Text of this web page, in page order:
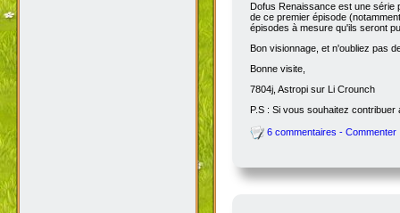
Dofus Renaissance est une série
de ce premier épisode
épisodes à mesure qu'ils seront
Bon visionnage, et n'oubliez pas
Bonne visite,
7804j, Astropi sur Li Crounch
P.S : Si vous souhaitez
6 commentaires - Commenter